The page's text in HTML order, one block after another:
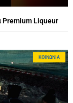
Premium Liqueur
ΚΟΙΝΩΝΊΑ